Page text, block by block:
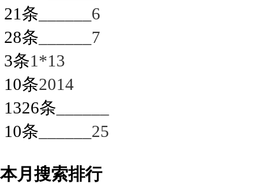
21条 ______6
28条 ______7
3条1*13
10条2014
1326条
10条 ______25
本月搜索排行